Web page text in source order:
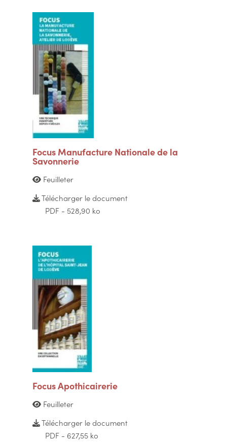
Focus Manufacture Nationale de la
Savonnerie
Feuilleter
Télécharger le document
PDF - 528,90 ko
Focus Apothicairerie
Feuilleter
Télécharger le document
PDF - 627,55 ko